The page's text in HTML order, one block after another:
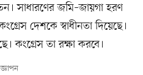
সাধারণের জমি–জায়গা হরণ
দেশকে স্বাধীনতা দিয়েছে।
কংগ্রেস তা রক্ষা করবে।